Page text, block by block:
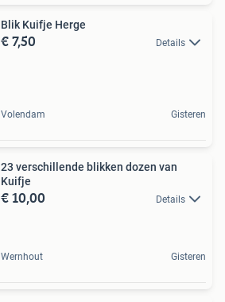
Blik Kuifje Herge
€ 7,50 Details
Volendam Gisteren
23 verschillende blikken dozen van
Kuifje
€ 10,00 Details
Wernhout Gisteren